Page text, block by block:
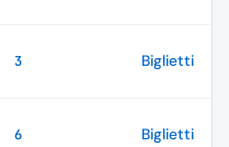
3 Biglietti
6 Biglietti